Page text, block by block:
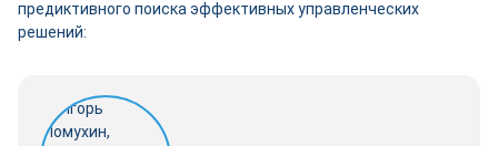
предиктивного поиска эффективных управленческих
решений: